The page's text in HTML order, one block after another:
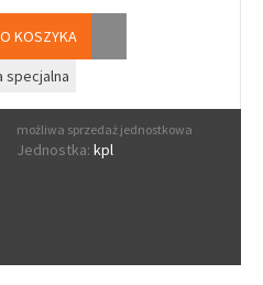
KOSZYKA
specjalna
możliwa sprzedaż jednostkowa
Jednostka: kpl